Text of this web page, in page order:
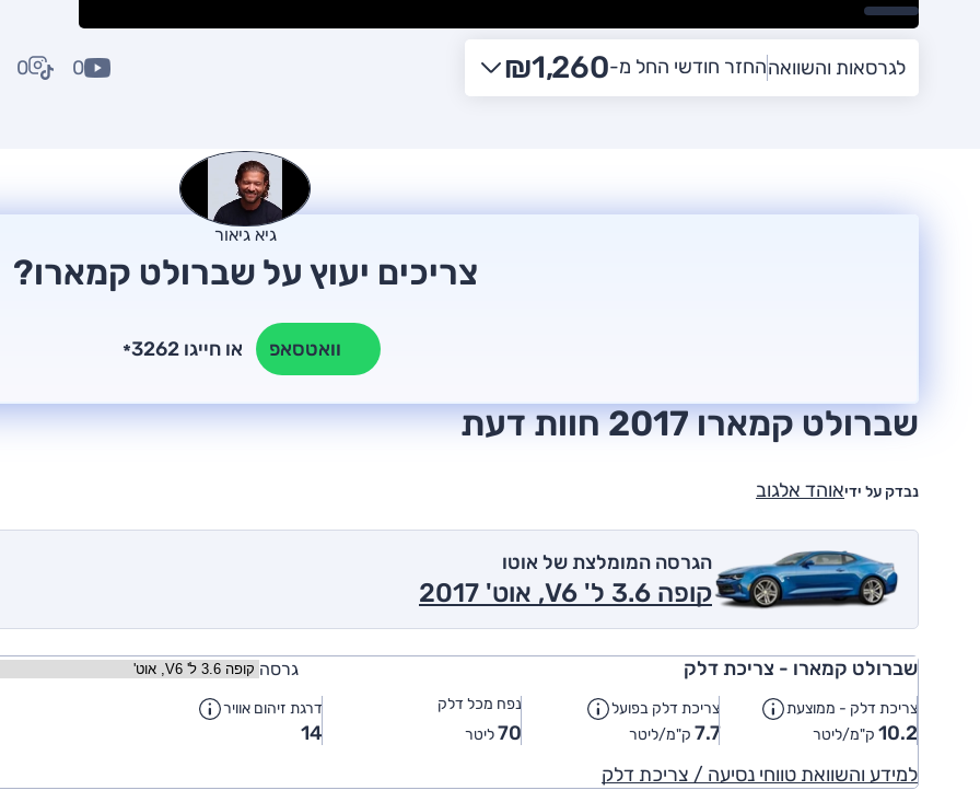
לגרסאות והשוואההחזר חודשי החל מ-₪1,260
0
0
גיא גיאור
צריכים יעוץ על שברולט קמארו?
וואטסאפ * או חייגו 3262
שברולט קמארו 2017 חוות דעת
נבדק על ידיאוהד אלגוב
הגרסה המומלצת של אוטו
קופה 3.6 ל' V6, אוט' 2017
שברולט קמארו - צריכת דלק גרסה
צריכת דלק - ממוצעת
10.2 ק"מ/ליטר
צריכת דלק בפועל
7.7 ק"מ/ליטר
נפח מכל דלק
70ליטר
דרגת זיהום אוויר
14
למידע והשוואת טווחי נסיעה / צריכת דלק